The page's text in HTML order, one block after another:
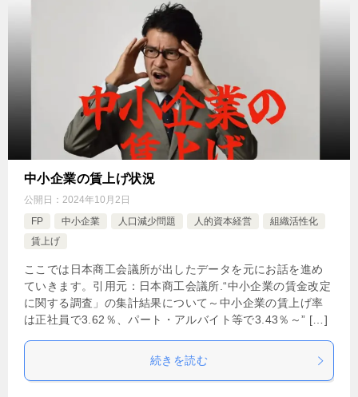
中小企業の賃上げ状況
公開日： 2024年10月2日
FP
中小企業 人口減少問題 人的資本経営
組織活性化
賃上げ
ここでは日本商工会議所が出したデータを元にお話を進め
ていきます。引用元：日本商工会議所.“中小企業の賃金改定
に関する調査」の集計結果について～中小企業の賃上げ率
は正社員で3.62％、パート・アルバイト等で3.43％～” […]
続きを読む